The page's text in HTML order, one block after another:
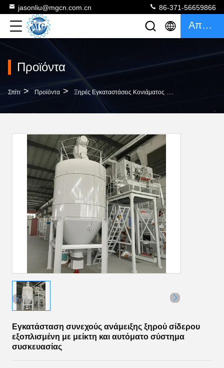
jasonliu@mgcn.com.cn 86-371-56659866
Απόσπασμα
Προϊόντα
Σπίτι > Προϊόντα > Ξηρές Εγκαταστάσεις Κονιάματος >
Εγκατάσταση συνεχούς ανάμειξης ξηρού σίδερου
εξοπλισμένη με μείκτη και αυτόματο σύστημα
συσκευασίας